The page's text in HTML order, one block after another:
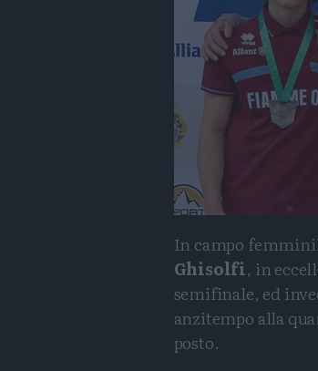
In campo
Ghisolfi, in
semifinale, ed
anzitempo alla
posto.